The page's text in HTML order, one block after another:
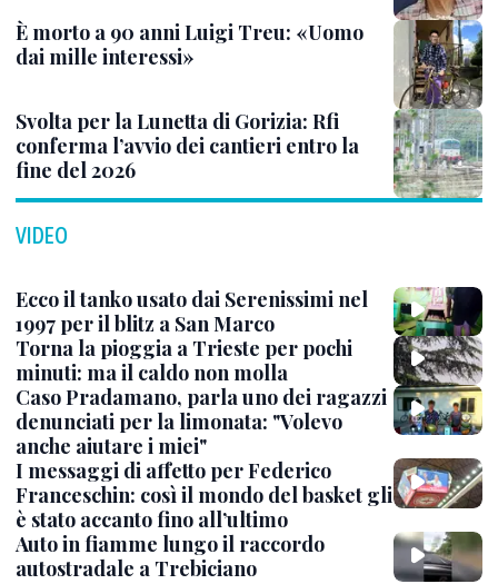
È morto a 90 anni Luigi Treu: «Uomo
dai mille interessi»
Svolta per la Lunetta di Gorizia: Rfi
conferma l’avvio dei cantieri entro la
fine del 2026
VIDEO
Ecco il tanko usato dai Serenissimi nel
1997 per il blitz a San Marco
Torna la pioggia a Trieste per pochi
minuti: ma il caldo non molla
Caso Pradamano, parla uno dei ragazzi
denunciati per la limonata: "Volevo
anche aiutare i miei"
I messaggi di affetto per Federico
Franceschin: così il mondo del basket gli
è stato accanto fino all’ultimo
Auto in fiamme lungo il raccordo
autostradale a Trebiciano